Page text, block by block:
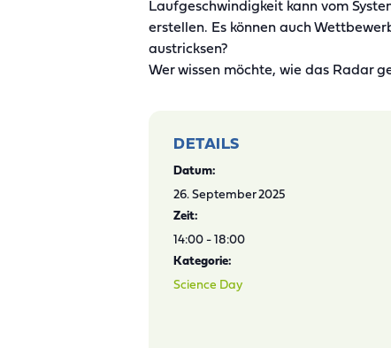
Laufgeschwindigkeit kann vom
erstellen. Es können auch
austricksen?
Wer wissen möchte, wie das Radar
DETAILS
Datum:
26. September 2025
Zeit:
14:00 - 18:00
Kategorie:
Science Day